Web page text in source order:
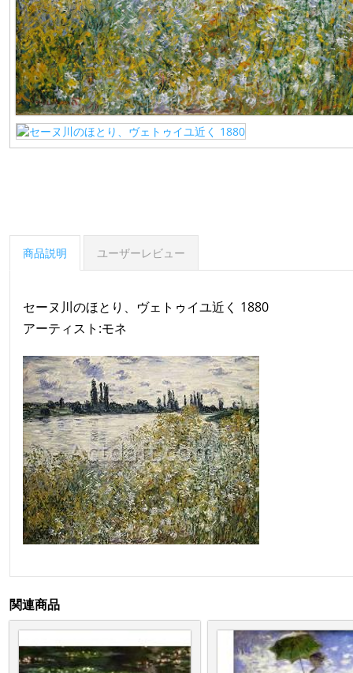
商品説明 ユーザーレビュー
セーヌ川のほとり、ヴェトゥイユ近く 1880
アーティスト:モネ
関連商品